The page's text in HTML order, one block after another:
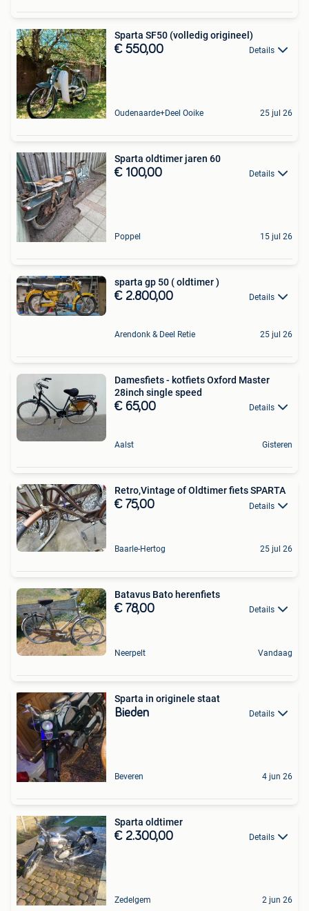
Sparta SF50 (volledig origineel)
€ 550,00 Details
Oudenaarde+Deel Ooike 25 jul 26
Sparta oldtimer jaren 60
€ 100,00 Details
Poppel 15 jul 26
sparta gp 50 ( oldtimer )
€ 2.800,00 Details
Arendonk & Deel Retie 25 jul 26
Damesfiets - kotfiets Oxford Master
28inch single speed ‍‍
€ 65,00 Details
Aalst Gisteren
Retro,Vintage of Oldtimer fiets SPARTA
€ 75,00 Details
Baarle-Hertog 25 jul 26
Batavus Bato herenfiets
€ 78,00 Details
Neerpelt Vandaag
Sparta in originele staat
Bieden Details
Beveren 4 jun 26
Sparta oldtimer
€ 2.300,00 Details
Zedelgem 2 jun 26